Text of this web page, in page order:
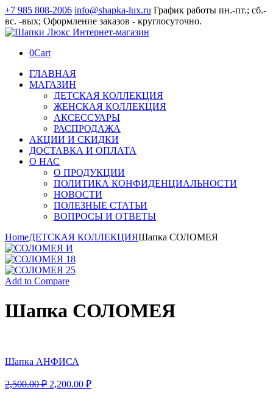
+7 985 808-2006 info@shapka-lux.ru График работы пн.-пт.; сб.-
вс. -вых; Оформление заказов - круглосуточно.
0Cart
ГЛАВНАЯ
МАГАЗИН
ДЕТСКАЯ КОЛЛЕКЦИЯ
ЖЕНСКАЯ КОЛЛЕКЦИЯ
АКСЕССУАРЫ
РАСПРОДАЖА
АКЦИИ И СКИДКИ
ДОСТАВКА И ОПЛАТА
О НАС
О ПРОДУКЦИИ
ПОЛИТИКА КОНФИДЕНЦИАЛЬНОСТИ
НОВОСТИ
ПОЛЕЗНЫЕ СТАТЬИ
ВОПРОСЫ И ОТВЕТЫ
HomeДЕТСКАЯ КОЛЛЕКЦИЯШапка СОЛОМЕЯ
Add to Compare
Шапка СОЛОМЕЯ
Шапка АНФИСА
2,500.00₽ 2,200.00 ₽